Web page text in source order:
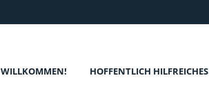
WILLKOMMEN! HOFFENTLICH HILFREICHES